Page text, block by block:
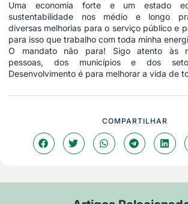
Uma economia forte e um estado
sustentabilidade nos médio e longo
diversas melhorias para o serviço público e
para isso que trabalho com toda minha
O mandato não para! Sigo atento às
pessoas, dos municípios e dos
Desenvolvimento é para melhorar a vida de
COMPARTILHAR